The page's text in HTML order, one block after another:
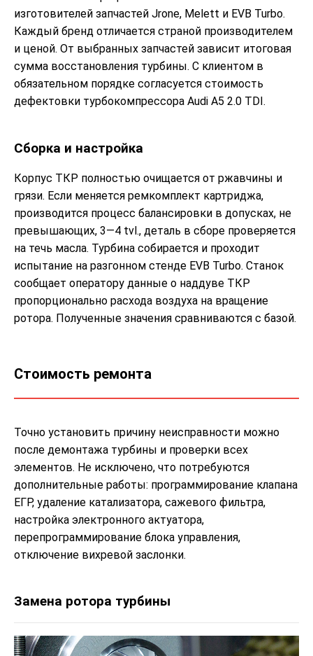
изготовителей запчастей Jrone, Melett и EVB Turbo.
Каждый бренд отличается страной производителем
и ценой. От выбранных запчастей зависит итоговая
сумма восстановления турбины. С клиентом в
обязательном порядке согласуется стоимость
дефектовки турбокомпрессора Audi A5 2.0 TDI.
Сборка и настройка
Корпус ТКР полностью очищается от ржавчины и
грязи. Если меняется ремкомплект картриджа,
производится процесс балансировки в допусках, не
превышающих, 3—4 tvl., деталь в сборе проверяется
на течь масла. Турбина собирается и проходит
испытание на разгонном стенде EVB Turbo. Станок
сообщает оператору данные о наддуве ТКР
пропорционально расхода воздуха на вращение
ротора. Полученные значения сравниваются с базой.
Стоимость ремонта
Точно установить причину неисправности можно
после демонтажа турбины и проверки всех
элементов. Не исключено, что потребуются
дополнительные работы: программирование клапана
ЕГР, удаление катализатора, сажевого фильтра,
настройка электронного актуатора,
перепрограммирование блока управления,
отключение вихревой заслонки.
Замена ротора турбины